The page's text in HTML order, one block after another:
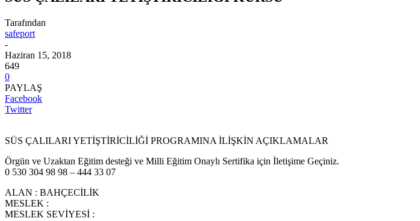
Tarafından
safeport
-
Haziran 15, 2018
649
0
PAYLAŞ
Facebook
Twitter
SÜS ÇALILARI YETİŞTİRİCİLİĞİ PROGRAMINA İLİŞKİN AÇIKLAMALAR
Örgün ve Uzaktan Eğitim desteği ve Milli Eğitim Onaylı Sertifika için İletişime Geçiniz.
0 530 304 98 98 – 444 33 07
ALAN : BAHÇECİLİK
MESLEK :
MESLEK SEVİYESİ :